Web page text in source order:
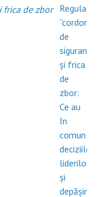
Regula
de
siguranță”
și frica
de
zbor:
Ce au
în
comun
deciziile
liderilor
și
depășirea